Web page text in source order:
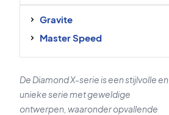
Gravite
Master Speed
De Diamond X-serie is een stijlvolle en
unieke serie met geweldige
ontwerpen, waaronder opvallende